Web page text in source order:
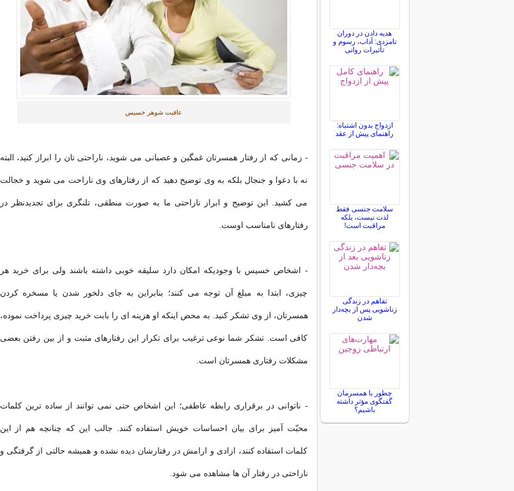
عاقبت شوهر خسیس
- زمانی که از رفتار همسرتان غمگین و عصبانی می شوید، ناراحتی تان را ابراز کنید، البته
نه با دعوا و جنجال بلکه به وی توضیح دهید که از رفتارهای وی ناراحت می شوید و خجالت
می کشید. این توضیح و ابراز ناراحتی ما به صورت منطقی، تلنگری برای تجدیدنظر در
رفتارهای نامناسب اوست.
- اشخاص خسیس با وجودیکه امکان دارد سلیقه خوبی داشته باشند ولی برای خرید هر
چیزی، ابتدا به مبلغ آن توجه می کنند؛ بنابراین به جای دلخور شدن یا مسخره کردن
همسرتان، از وی تشکر کنید. به محض اینکه او هزینه ای را بابت خرید چیزی پرداخت نموده،
کافی است. تشکر شما نوعی ترغیب برای تکرار این رفتارهای مثبت و از بین رفتن بعضی
مشکلات رفتاری همسرتان است.
- ناتوانی در برقراری رابطه عاطفی؛ این اشخاص حتی نمی توانند از ساده ترین کلمات
محبّت آمیز برای بیان احساسات خویش استفاده کنند. جالب این که چنانچه هم از این
کلمات استفاده کنند، ازادی و ارامش در رفتارشان دیده نشده و همیشه حالتی از گرفتگی و
ناراحتی در رفتار آن ها مشاهده می شود.
هدیه دادن در دوران
نامزدی: آداب، رسوم و
تأثیرات روانی
ازدواج بدون اشتباه:
راهنمای پیش از عقد
سلامت جنسی فقط
لذت نیست، بلکه
مراقبت است!
تفاهم در زندگی
زناشویی پس از بچه‌دار
شدن
چطور با همسرمان
گفتگوی مؤثر داشته
باشیم؟